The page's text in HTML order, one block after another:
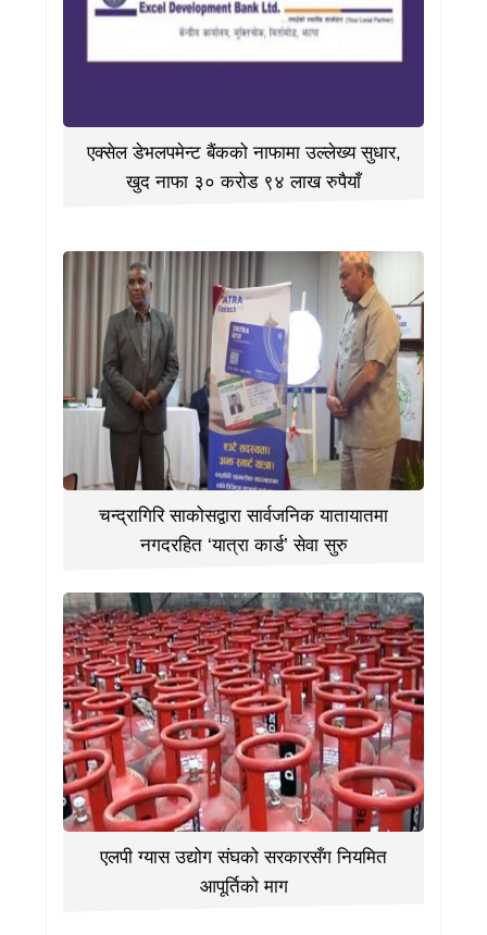
एक्सेल डेभलपमेन्ट बैंकको नाफामा उल्लेख्य सुधार,
खुद नाफा ३० करोड ९४ लाख रुपैयाँ
चन्द्रागिरि साकोसद्वारा सार्वजनिक यातायातमा
नगदरहित ‘यात्रा कार्ड’ सेवा सुरु
एलपी ग्यास उद्योग संघको सरकारसँग नियमित
आपूर्तिको माग